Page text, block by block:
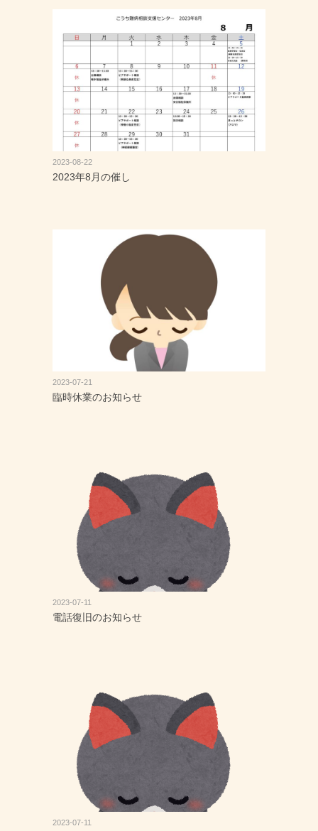
2023-08-22
2023年8月の催し
2023-07-21
臨時休業のお知らせ
2023-07-11
電話復旧のお知らせ
2023-07-11